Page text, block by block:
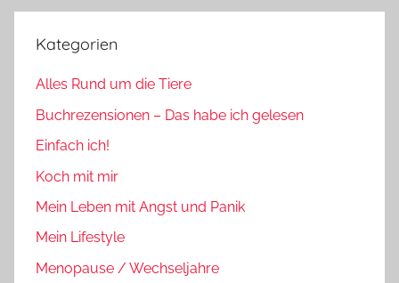
Kategorien
Alles Rund um die Tiere
Buchrezensionen – Das habe ich gelesen
Einfach ich!
Koch mit mir
Mein Leben mit Angst und Panik
Mein Lifestyle
Menopause / Wechseljahre